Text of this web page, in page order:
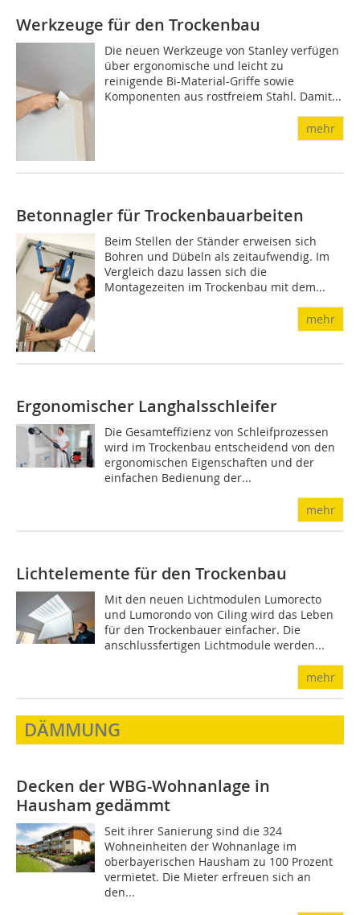
Werkzeuge für den Trockenbau
Die neuen Werkzeuge von Stanley verfügen
über ergonomische und leicht zu
reinigende Bi-Material-Griffe sowie
Komponenten aus rostfreiem Stahl. Damit...
mehr
Betonnagler für Trockenbauarbeiten
Beim Stellen der Ständer erweisen sich
Bohren und Dübeln als zeitaufwendig. Im
Vergleich dazu lassen sich die
Montagezeiten im Trockenbau mit dem...
mehr
Ergonomischer Langhalsschleifer
Die Gesamteffizienz von Schleif­prozessen
wird im Trockenbau entscheidend von den
ergonomischen Eigenschaften und der
einfachen Bedienung der...
mehr
Lichtelemente für den Trockenbau
Mit den neuen Lichtmodulen Lumorecto
und Lumorondo von Ciling wird das Leben
für den Trockenbauer einfacher. Die
anschlussfertigen Lichtmodule werden...
mehr
DÄMMUNG
Decken der WBG-Wohnanlage in
Hausham gedämmt
Seit ihrer Sanierung sind die 324
Wohneinheiten der Wohnanlage im
oberbayerischen Hausham zu 100 Prozent
vermietet. Die Mieter erfreuen sich an
den...